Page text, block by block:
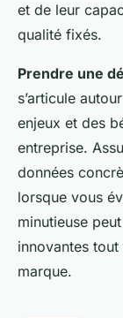
et de leur
qualité fixés.
Prendre une
s’articule
enjeux et des
entreprise.
données
lorsque vous
minutieuse
innovantes
marque.